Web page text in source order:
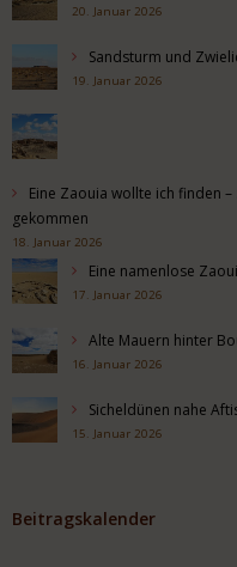
20. Januar 2026
Sandsturm und
19. Januar 2026
Eine Zaouia wollte ich finden
gekommen
18. Januar 2026
Eine namenlose
17. Januar 2026
Alte Mauern hinter
16. Januar 2026
Sicheldünen nahe
15. Januar 2026
Beitragskalender